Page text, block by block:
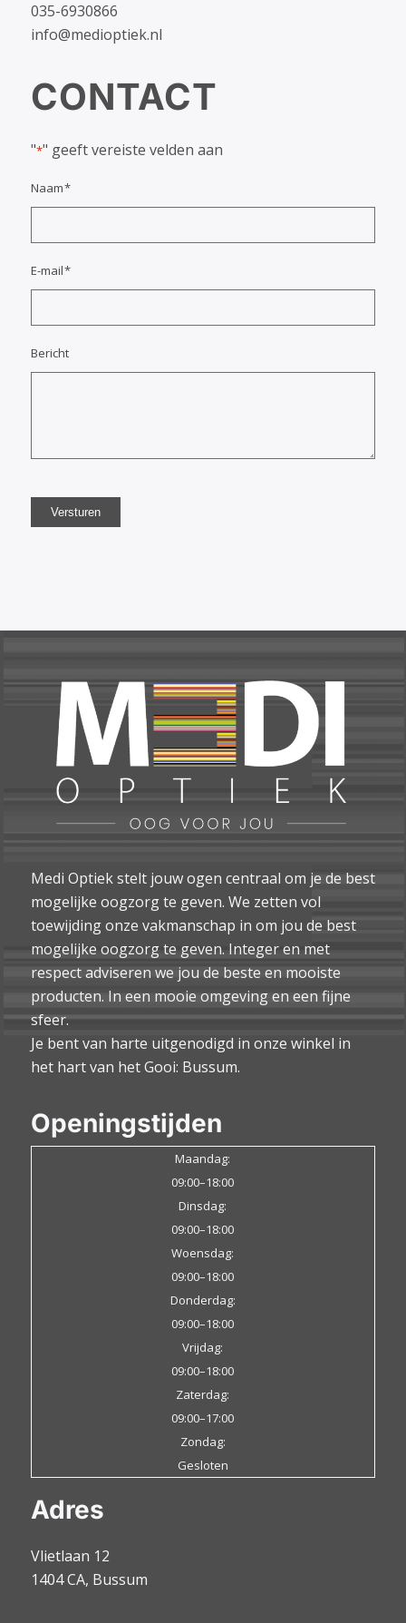
035-6930866
info@medioptiek.nl
CONTACT
"*" geeft vereiste velden aan
Naam*
E-mail*
Bericht
Versturen
Medi Optiek stelt jouw ogen centraal om je de best
mogelijke oogzorg te geven. We zetten vol
toewijding onze vakmanschap in om jou de best
mogelijke oogzorg te geven. Integer en met
respect adviseren we jou de beste en mooiste
producten. In een mooie omgeving en een fijne
sfeer.
Je bent van harte uitgenodigd in onze winkel in
het hart van het Gooi: Bussum.
Openingstijden
Maandag:
09:00–18:00
Dinsdag:
09:00–18:00
Woensdag:
09:00–18:00
Donderdag:
09:00–18:00
Vrijdag:
09:00–18:00
Zaterdag:
09:00–17:00
Zondag:
Gesloten
Adres
Vlietlaan 12
1404 CA, Bussum